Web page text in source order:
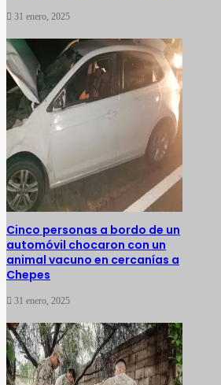
31 enero, 2025
Cinco personas a bordo de un
automóvil chocaron con un
animal vacuno en cercanías a
Chepes
31 enero, 2025